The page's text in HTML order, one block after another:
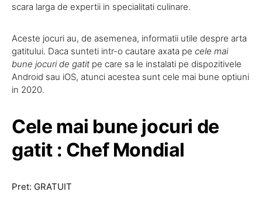
scara larga de expertii in specialitati culinare.
Aceste jocuri au, de asemenea, informatii utile despre arta
gatitului. Daca sunteti intr-o cautare axata pe cele mai
bune jocuri de gatit pe care sa le instalati pe dispozitivele
Android sau iOS, atunci acestea sunt cele mai bune optiuni
in 2020.
Cele mai bune jocuri de
gatit : Chef Mondial
Pret: GRATUIT